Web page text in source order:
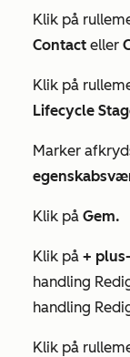
Klik på
Contact eller
Klik på
Lifecycle
Marker
Klik på Gem.
Klik på +
handling
handling
Klik på